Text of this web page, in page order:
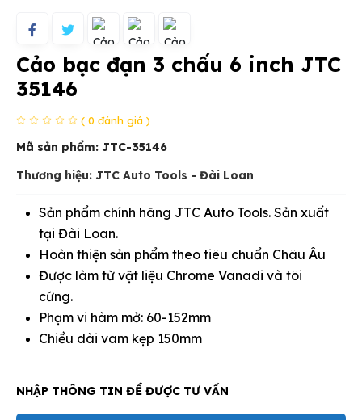
Cảo bạc đạn 3 chấu 6 inch JTC
35146
( 0 đánh giá )
Mã sản phẩm: JTC-35146
Thương hiệu: JTC Auto Tools - Đài Loan
Sản phẩm chính hãng JTC Auto Tools. Sản xuất
tại Đài Loan.
Hoàn thiện sản phẩm theo tiêu chuẩn Châu Âu
Được làm từ vật liệu Chrome Vanadi và tôi
cứng.
Phạm vi hàm mở: 60-152mm
Chiều dài vam kẹp 150mm
NHẬP THÔNG TIN ĐỂ ĐƯỢC TƯ VẤN